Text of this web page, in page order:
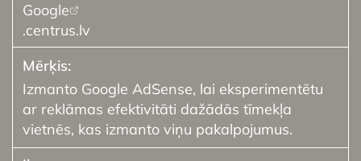
Google
.centrus.lv
Izmanto Google AdSense, lai eksperimentētu
ar reklāmas efektivitāti dažādās tīmekļa
vietnēs, kas izmanto viņu pakalpojumus.